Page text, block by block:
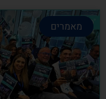
מאמרים